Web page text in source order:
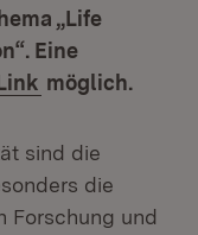
„Life
Eine
(Öffnet in
möglich.
sind die
die
Forschung und